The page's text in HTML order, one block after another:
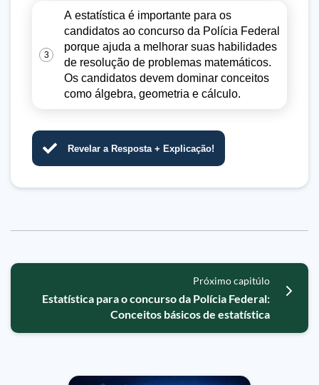
3
A estatística é importante para os
candidatos ao concurso da Polícia Federal
porque ajuda a melhorar suas habilidades
de resolução de problemas matemáticos.
Os candidatos devem dominar conceitos
como álgebra, geometria e cálculo.
Revelar a Resposta + Explicação!
Próximo capitúlo
Estatística para o concurso da Polícia Federal:
Conceitos básicos de estatística